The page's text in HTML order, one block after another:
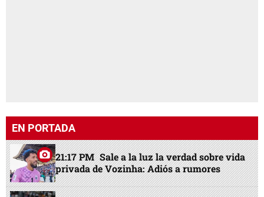
EN PORTADA
21:17 PM Sale a la luz la verdad sobre vida
privada de Vozinha: Adiós a rumores